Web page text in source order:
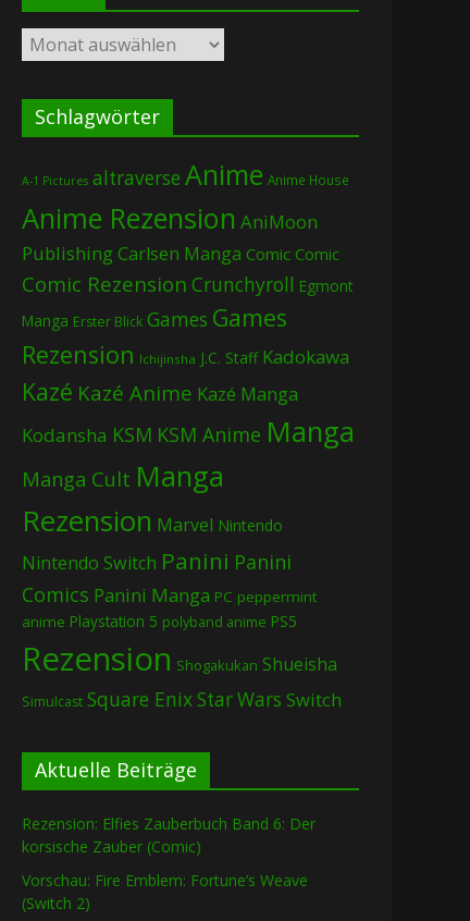
Archiv
Schlagwörter
A-1 Pictures altraverse Anime Anime House
Anime Rezension AniMoon
PublishingCarlsen Manga Comic Comic
Comic Rezension Crunchyroll Egmont
Manga Erster Blick Games Games
Rezension Ichijinsha J.C. Staff Kadokawa
Kazé Kazé Anime Kazé Manga
Kodansha KSM KSM Anime Manga
Manga Cult Manga
Rezension Marvel Nintendo
Nintendo Switch Panini Panini
Comics Panini Manga PC peppermint
anime Playstation 5 polyband anime PS5
Rezension Shogakukan Shueisha
Simulcast Square EnixStar Wars Switch
Aktuelle Beiträge
Rezension: Elfies Zauberbuch Band 6: Der
korsische Zauber (Comic)
Vorschau: Fire Emblem: Fortune’s Weave
(Switch 2)